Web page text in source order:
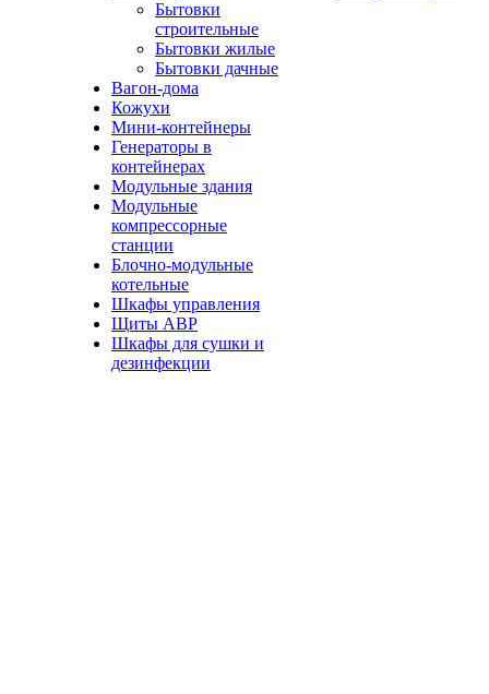
Бытовки
строительные
Бытовки жилые
Бытовки дачные
Вагон-дома
Кожухи
Мини-контейнеры
Генераторы в
контейнерах
Модульные здания
Модульные
компрессорные
станции
Блочно-модульные
котельные
Шкафы управления
Щиты АВР
Шкафы для сушки и
дезинфекции